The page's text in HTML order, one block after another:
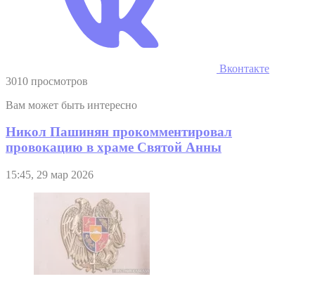
Вконтакте
3010 просмотров
Вам может быть интересно
Никол Пашинян прокомментировал
провокацию в храме Святой Анны
15:45, 29 мар 2026